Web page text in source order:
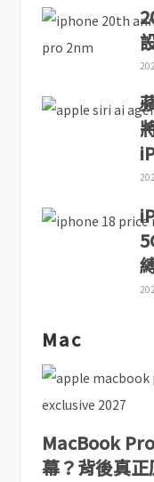
Mac
MacBook
幕？背後真正